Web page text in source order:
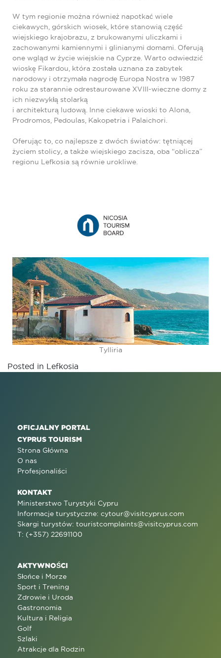
W tym regionie można również napotkać wiele
ciekawych, górskich wiosek, które stanowią część
wiejskiego krajobrazu, z brukowanymi uliczkami i
zachowanymi kamiennymi i glinianymi domami. Oferują
one wgląd w życie wiejskie na Cyprze. Warto odwiedzić
wioskę Fikardou, która została uznana za zabytek
narodowy i otrzymała nagrodę Europa Nostra w 1987
roku za starannie odrestaurowane XVIII-wieczne domy z
ich niezwykłą stolarką
i architekturą ludową. Inne ciekawe wioski to Alona,
Prodromos, Pedoulas, Kakopetria i Palaichori.
Oferując to, co najlepsze z dwóch światów: tętniącej
życiem stolicy, a także wiejskiego zacisza, oba “oblicza”
regionu Lefkosia są równie urokliwe.
Tylliria
Posted in Lefkosia
OFICJALNY PORTAL
CYPRUS TOURISM
Strona Główna
O nas
Profesjonaliści
KONTAKT
Ministerstwo Turystyki Cypru
Informacje turystyczne: cytour@visitcyprus.com
Skargi turystów: touristcomplaints@visitcyprus.com
T: (+357) 22691100
AKTYWNOŚCI
Słońce i Morze
Sport i Trening
Zdrowie i Uroda
Gastronomia
Kultura i Religia
Golf
Szlaki
Atrakcje dla Rodzin